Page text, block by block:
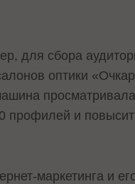
для сбора
оптики
профилей и
маркетинга и